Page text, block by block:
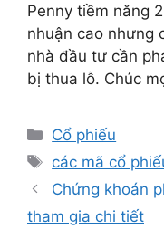
Penny tiềm năng
nhuận cao nhưng
nhà đầu tư cần
bị thua lỗ. Chúc
Danh
mục
Cổ phiếu
Thẻ
các mã cổ
Chứng khoán
tham gia chi tiết